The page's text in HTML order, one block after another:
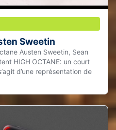
Sweetin
Austen Sweetin, Sean
HIGH OCTANE: un court
d’une représentation de